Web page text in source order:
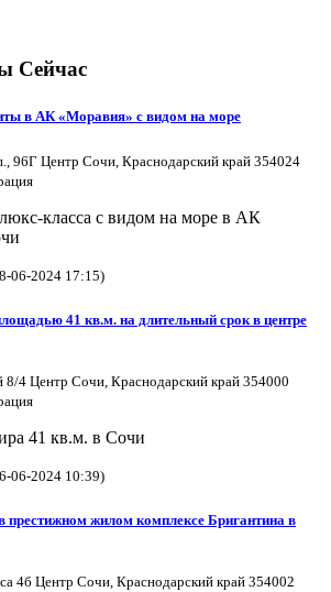
Сейчас
в АК «Моравия» с видом на море
96Г Центр Сочи, Краснодарский край 354024
класса с видом на море в АК
06-2024 17:15)
41 кв.м. на длительный срок в центре
8/4 Центр Сочи, Краснодарский край 354000
41 кв.м. в Сочи
06-2024 10:39)
престижном жилом комплексе Бригантина в
4б Центр Сочи, Краснодарский край 354002